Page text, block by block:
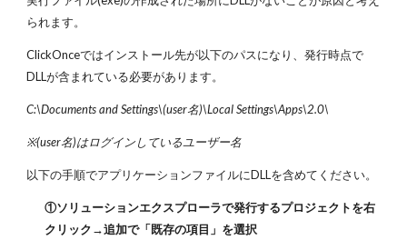
られます。
ClickOnceではインストール先が以下のパスになり、発行時点で
DLLが含まれている必要があります。
C:\Documents and Settings\(user名)\Local Settings\Apps\2.0\
※(user名)はログインしているユーザー名
以下の手順でアプリケーションファイルにDLLを含めてください。
①ソリューションエクスプローラで発行するプロジェクトを右
クリック→追加で「既存の項目」を選択